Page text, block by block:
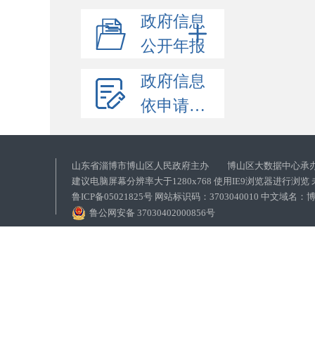
政府信息
公开年报
政府信息
依申请公开
山东省淄博市博山区人民政府主办 博山区大数据中心承
建议电脑屏幕分辨率大于1280x768 使用IE9浏览器进行浏览
鲁ICP备05021825号 网站标识码：3703040010 中文域名：
鲁公网安备 37030402000856号